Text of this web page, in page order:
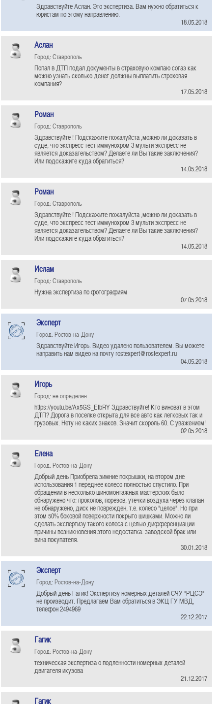
Здравствуйте Аслан. Это экспертиза. Вам нужно обратиться к
юристам по этому направлению.
18.05.2018
Аслан
Город: Ставрополь
Попал в ДТП подал документы в страховую компаю согаз как
можно узнать сколько денег должны выплатить строховая
компания?
17.05.2018
Роман
Город: Ставрополь
Здравствуйте ! Подскажите пожалуйста ,можно ли доказать в
суде, что экспресс тест иммунохром 3 мульти экспресс не
является доказательством? Делаете ли Вы такие заключения?
Или подскажите куда обратиться?
14.05.2018
Роман
Город: Ставрополь
Здравствуйте ! Подскажите пожалуйста ,можно ли доказать в
суде, что экспресс тест иммунохром 3 мульти экспресс не
является доказательством? Делаете ли Вы такие заключения?
Или подскажите куда обратиться?
14.05.2018
Ислам
Город: Ставрополь
Нужна экспертиза по фотографиям
07.05.2018
Эксперт
Город: Ростов-на-Дону
Здравствуйте Игорь. Видео удалено пользователем. Вы можете
направить нам видео на почту rostexpert@rostexpert.ru
04.05.2018
Игорь
Город: не определен
https://youtu.be/Ax5GS_EfbRY Здравствуйте! Кто виноват в этом
ДТП? Дорога в поселке открыта для все авто как легковых так и
грузовых. Нету не каких знаков. Значит скороль 60. С уважением!
02.05.2018
Елена
Город: Ростов-на-Дону
Добрый день Приобрела зимние покрышки, на втором дне
использования 1 переднее колесо полностью спустило. При
обращении в несколько шиномонтажных мастерских было
обнаружено что: проколов, порезов, утечки воздуха через клапан
не обнаружено, диск не поврежден, т.е. колесо "целое". Но при
этом 50% боковой поверхности покрыто шишками. Можно ли
сделать экспертизу такого колеса с целью дифференциации
причины возникновения этого недостатка: заводской брак или
вина покупателя.
30.01.2018
Эксперт
Город: Ростов-на-Дону
Добрый день Гагик! Экспертизу номерных деталей СЧУ "РЦСЭ"
не производит. Предлагаем Вам обратиться в ЭКЦ ГУ МВД,
телефон 2494969
22.12.2017
Гагик
Город: Ростов-на-Дону
техническая экспертиза о подленности номерных деталей
двигателя икузова
21.12.2017
Гагик